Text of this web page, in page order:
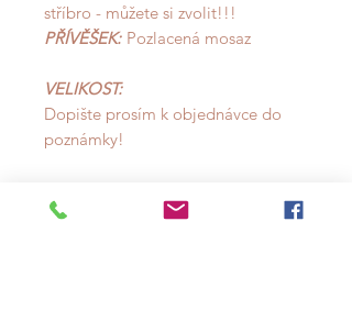
stříbro - můžete si zvolit!!!
PŘÍVĚŠEK: Pozlacená mosaz
VELIKOST:
Dopište prosím k objednávce do
poznámky!
M- obvod ruky cca 17-18 cm